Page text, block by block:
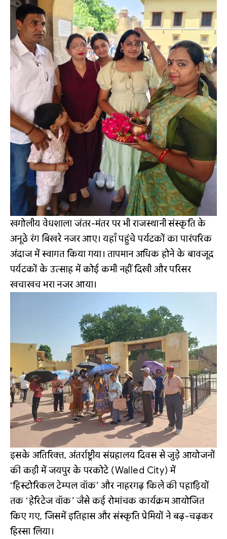
खगोलीय वेधशाला जंतर-मंतर पर भी राजस्थानी संस्कृति के
अनूठे रंग बिखरे नजर आए। यहाँ पहुंचे पर्यटकों का पारंपरिक
अंदाज में स्वागत किया गया। तापमान अधिक होने के बावजूद
पर्यटकों के उत्साह में कोई कमी नहीं दिखी और परिसर
खचाखच भरा नजर आया।
इसके अतिरिक्त, अंतर्राष्ट्रीय संग्रहालय दिवस से जुड़े आयोजनों
की कड़ी में जयपुर के परकोटे (Walled City) में
‘हिस्टोरिकल टेम्पल वॉक’ और नाहरगढ़ किले की पहाड़ियों
तक ‘हेरिटेज वॉक’ जैसे कई रोमांचक कार्यक्रम आयोजित
किए गए, जिसमें इतिहास और संस्कृति प्रेमियों ने बढ़-चढ़कर
हिस्सा लिया।